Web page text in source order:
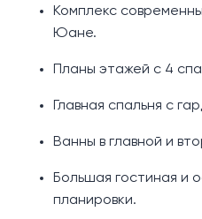
Комплекс
Юане.
Планы этажей с 4
Главная спальня с
Ванны в главной и
Большая гостиная и
планировки.